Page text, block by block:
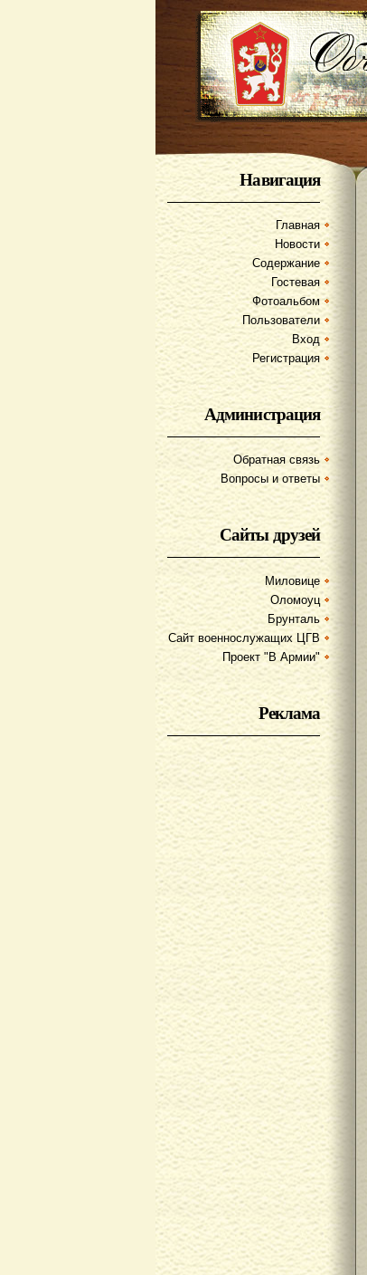
Навигация
Главная
Новости
Содержание
Гостевая
Фотоальбом
Пользователи
Вход
Регистрация
Администрация
Обратная связь
Вопросы и ответы
Сайты друзей
Миловице
Оломоуц
Брунталь
Сайт военнослужащих ЦГВ
Проект "В Армии"
Реклама